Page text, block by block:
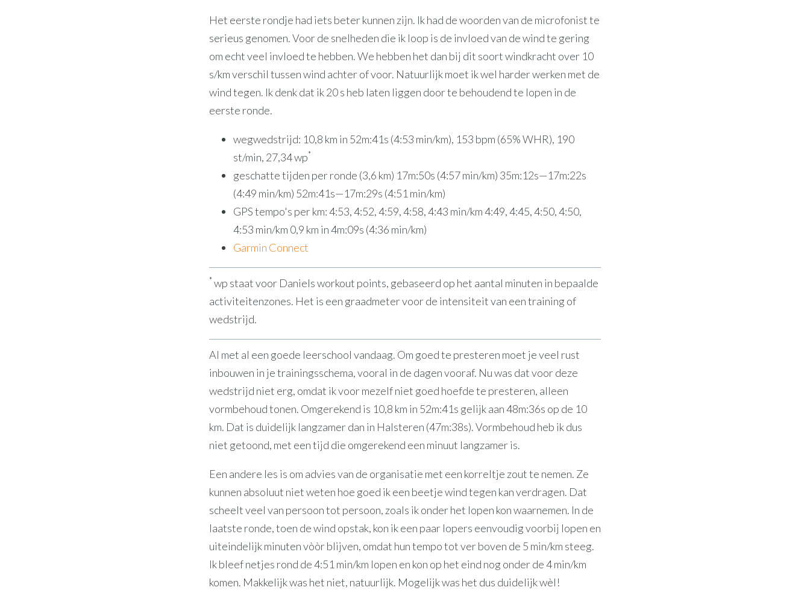
Het eerste rondje had iets beter kunnen zijn. Ik had de woorden van de microfonist te
serieus genomen. Voor de snelheden die ik loop is de invloed van de wind te gering
om echt veel invloed te hebben. We hebben het dan bij dit soort windkracht over 10
s/km verschil tussen wind achter of voor. Natuurlijk moet ik wel harder werken met de
wind tegen. Ik denk dat ik 20 s heb laten liggen door te behoudend te lopen in de
eerste ronde.
wegwedstrijd: 10,8 km in 52m:41s (4:53 min/km), 153 bpm (65% WHR), 190
st/min, 27,34 wp*
geschatte tijden per ronde (3,6 km) 17m:50s (4:57 min/km) 35m:12s—17m:22s
(4:49 min/km) 52m:41s—17m:29s (4:51 min/km)
GPS tempo's per km: 4:53, 4:52, 4:59, 4:58, 4:43 min/km 4:49, 4:45, 4:50, 4:50,
4:53 min/km 0,9 km in 4m:09s (4:36 min/km)
Garmin Connect
*wp staat voor Daniels workout points, gebaseerd op het aantal minuten in bepaalde
activiteitenzones. Het is een graadmeter voor de intensiteit van een training of
wedstrijd.
Al met al een goede leerschool vandaag. Om goed te presteren moet je veel rust
inbouwen in je trainingsschema, vooral in de dagen vooraf. Nu was dat voor deze
wedstrijd niet erg, omdat ik voor mezelf niet goed hoefde te presteren, alleen
vormbehoud tonen. Omgerekend is 10,8 km in 52m:41s gelijk aan 48m:36s op de 10
km. Dat is duidelijk langzamer dan in Halsteren (47m:38s). Vormbehoud heb ik dus
niet getoond, met een tijd die omgerekend een minuut langzamer is.
Een andere les is om advies van de organisatie met een korreltje zout te nemen. Ze
kunnen absoluut niet weten hoe goed ik een beetje wind tegen kan verdragen. Dat
scheelt veel van persoon tot persoon, zoals ik onder het lopen kon waarnemen. In de
laatste ronde, toen de wind opstak, kon ik een paar lopers eenvoudig voorbij lopen en
uiteindelijk minuten vòòr blijven, omdat hun tempo tot ver boven de 5 min/km steeg.
Ik bleef netjes rond de 4:51 min/km lopen en kon op het eind nog onder de 4 min/km
komen. Makkelijk was het niet, natuurlijk. Mogelijk was het dus duidelijk wèl!